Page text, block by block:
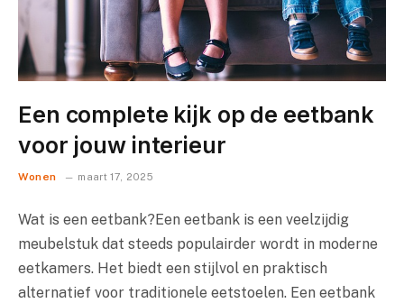
Een complete kijk op de eetbank
voor jouw interieur
Wonen maart 17, 2025
Wat is een eetbank?Een eetbank is een veelzijdig
meubelstuk dat steeds populairder wordt in moderne
eetkamers. Het biedt een stijlvol en praktisch
alternatief voor traditionele eetstoelen. Een eetbank